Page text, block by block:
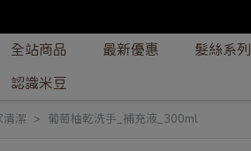
全站商品 最新優惠 髮絲系列
認識米豆
清潔 葡萄柚乾洗手_補充液_300ml